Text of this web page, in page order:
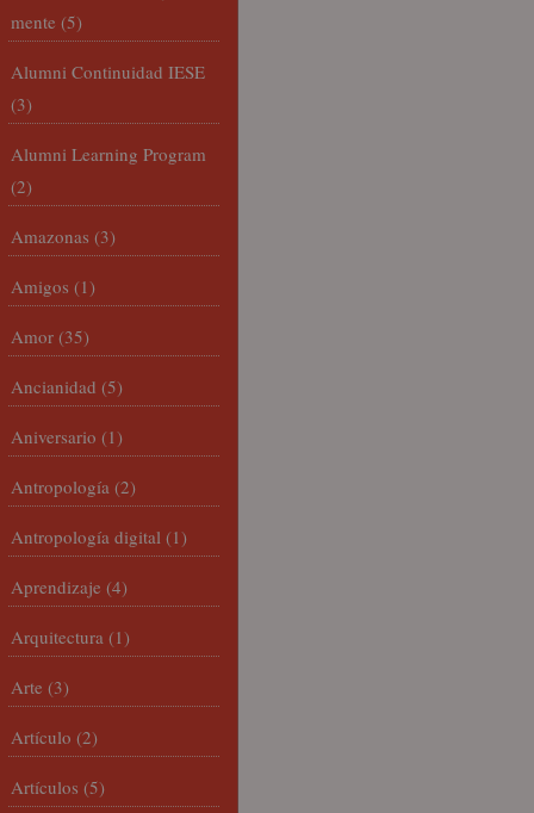
mente (5)
Alumni Continuidad IESE
(3)
Alumni Learning Program
(2)
Amazonas (3)
Amigos (1)
Amor (35)
Ancianidad (5)
Aniversario (1)
Antropología (2)
Antropología digital (1)
Aprendizaje (4)
Arquitectura (1)
Arte (3)
Artículo (2)
Artículos (5)